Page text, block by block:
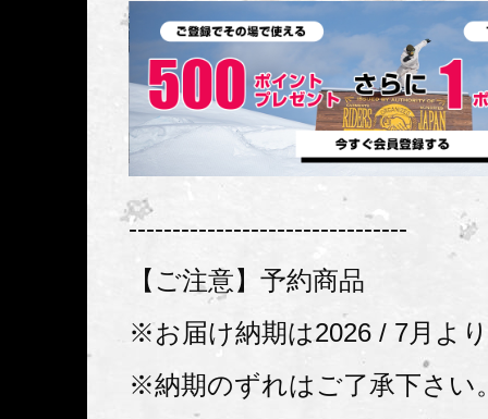
--------------------------------
【ご注意】予約商品
※お届け納期は2026 / 7月よ
※納期のずれはご了承下さい